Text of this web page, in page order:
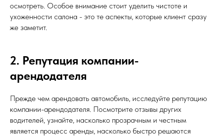
осмотреть. Особое внимание стоит уделить чистоте и
ухоженности салона - это те аспекты, которые клиент сразу
же заметит.
2. Репутация компании-
арендодателя
Прежде чем арендовать автомобиль, исследуйте репутацию
компании-арендодателя. Посмотрите отзывы других
водителей, узнайте, насколько прозрачным и честным
является процесс аренды, насколько быстро решаются